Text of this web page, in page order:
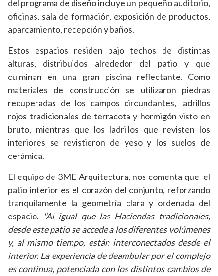
del programa de diseño incluye un pequeño auditorio,
oficinas, sala de formación, exposición de productos,
aparcamiento, recepción y baños.
Estos espacios residen bajo techos de distintas
alturas, distribuidos alrededor del patio y que
culminan en una gran piscina reflectante. Como
materiales de construcción se utilizaron piedras
recuperadas de los campos circundantes, ladrillos
rojos tradicionales de terracota y hormigón visto en
bruto, mientras que los ladrillos que revisten los
interiores se revistieron de yeso y los suelos de
cerámica.
El equipo de 3ME Arquitectura, nos comenta que el
patio interior es el corazón del conjunto, reforzando
tranquilamente la geometría clara y ordenada del
espacio. "Al igual que las Haciendas tradicionales,
desde este patio se accede a los diferentes volúmenes
y, al mismo tiempo, están interconectados desde el
interior. La experiencia de deambular por el complejo
es continua, potenciada con los distintos cambios de